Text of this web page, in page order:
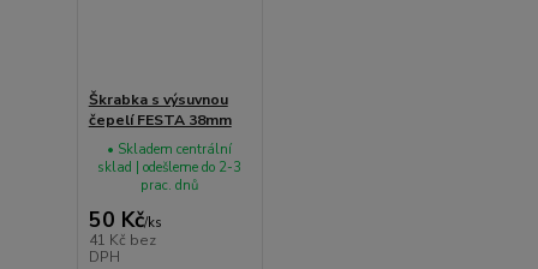
Škrabka s výsuvnou
čepelí FESTA 38mm
50 Kč/ks
41 Kč bez
DPH
• Skladem centrální
sklad | odešleme do 2-3
prac. dnů